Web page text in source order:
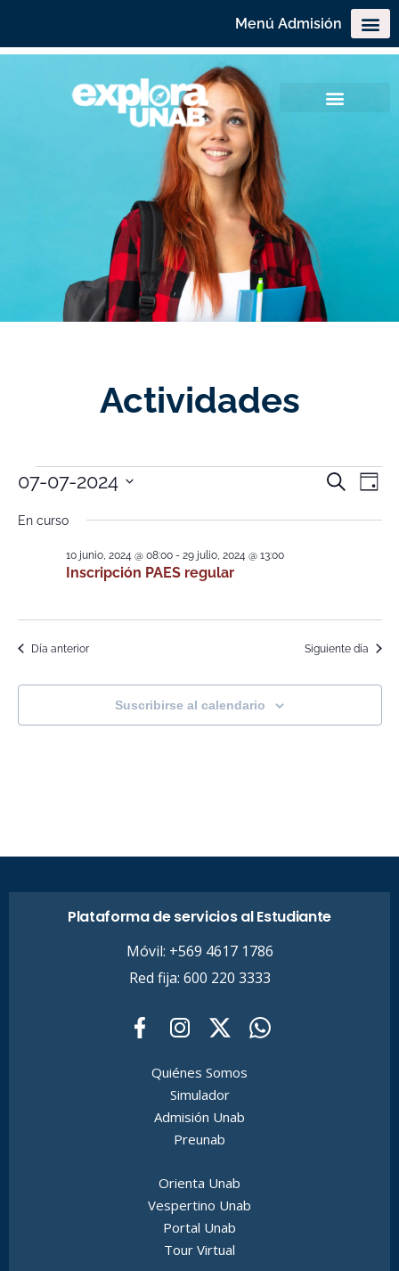
Menú Admisión
Actividades
de
vistas
de
Buscar
de
Día
07-07-2024
la
fecha.
En curso
Inscripción PAES regular
10 junio, 2024 @ 08:00- 29 julio, 2024 @ 13:00
Día anterior Siguiente día
Suscribirse al calendario